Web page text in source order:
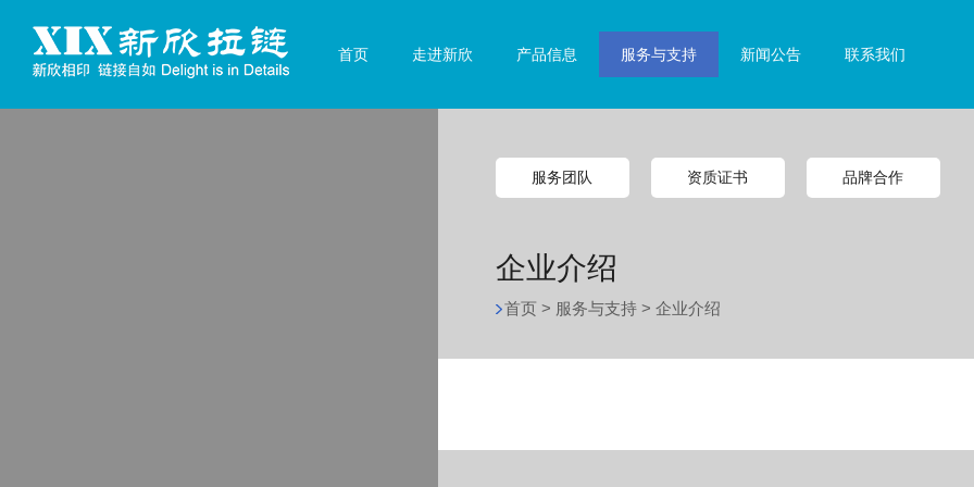
首页 走进新欣
企业介绍
产品信息
拉链
服务与支持
服务团队
新闻公告
新闻动态
联系我们
联系方式
服务团队 资质证书 品牌合作
企业介绍
首页 > 服务与支持> 企业介绍